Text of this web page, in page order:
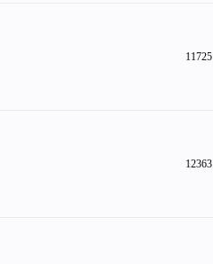
11725
12363